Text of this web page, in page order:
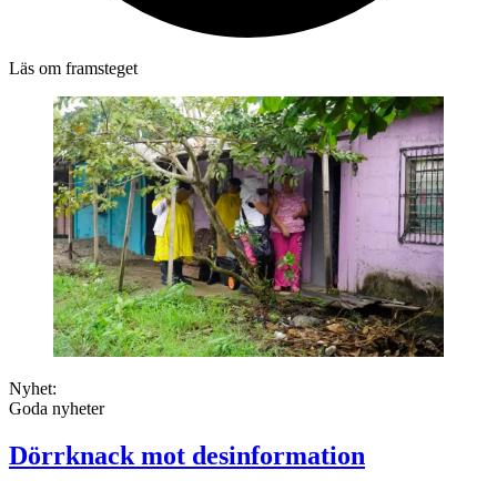
Läs om framsteget
Nyhet:
Goda nyheter
Dörrknack mot desinformation